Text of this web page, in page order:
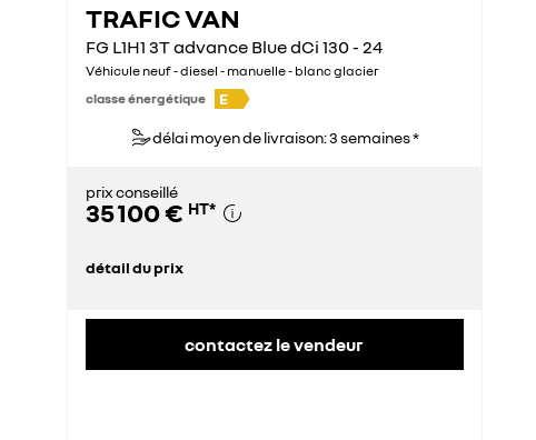
TRAFIC VAN
FG L1H1 3T advance Blue dCi 130 - 24
Véhicule neuf - diesel - manuelle - blanc glacier
classe énergétique
E
délai moyen de livraison: 3 semaines *
prix conseillé
35 100 € HT*
détail du prix
contactez le vendeur